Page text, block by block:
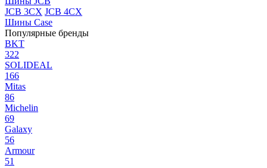
JCB 3CX JCB 4CX
Шины Case
Популярные бренды
BKT
322
SOLIDEAL
166
Mitas
86
Michelin
69
Galaxy
56
Armour
51